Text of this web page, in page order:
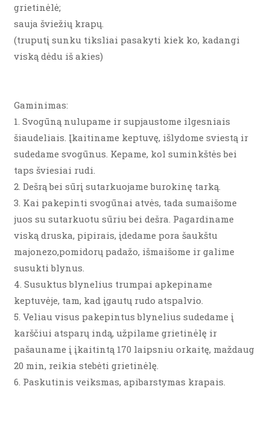
grietinėlė;
sauja šviežių krapų.
(truputį sunku tiksliai pasakyti kiek ko, kadangi
viską dėdu iš akies)
Gaminimas:
1. Svogūną nulupame ir supjaustome ilgesniais
šiaudeliais. Įkaitiname keptuvę, išlydome sviestą ir
sudedame svogūnus. Kepame, kol suminkštės bei
taps šviesiai rudi.
2. Dešrą bei sūrį sutarkuojame burokinę tarką.
3. Kai pakepinti svogūnai atvės, tada sumaišome
juos su sutarkuotu sūriu bei dešra. Pagardiname
viską druska, pipirais, įdedame pora šaukštu
majonezo,pomidorų padažo, išmaišome ir galime
susukti blynus.
4. Susuktus blynelius trumpai apkepiname
keptuvėje, tam, kad įgautų rudo atspalvio.
5. Veliau visus pakepintus blynelius sudedame į
karščiui atsparų indą, užpilame grietinėlę ir
pašauname į įkaitintą 170 laipsniu orkaitę, maždaug
20 min, reikia stebėti grietinėlę.
6. Paskutinis veiksmas, apibarstymas krapais.